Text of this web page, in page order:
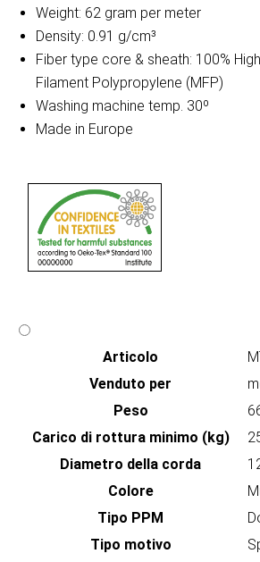
Weight: 62 gram per meter
Density: 0.91 g/cm³
Fiber type core & sheath: 100%
Filament Polypropylene (MFP)
Washing machine temp. 30º
Made in Europe
Articolo
Venduto per
Peso
Carico di rottura minimo (kg)
Diametro della corda
Colore
Tipo PPM
Tipo motivo